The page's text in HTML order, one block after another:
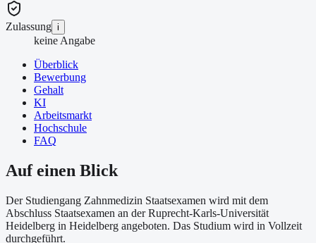
Zulassung i
keine Angabe
Überblick
Bewerbung
Gehalt
KI
Arbeitsmarkt
Hochschule
FAQ
Auf einen Blick
Der Studiengang Zahnmedizin Staatsexamen wird mit dem
Abschluss Staatsexamen an der Ruprecht-Karls-Universität
Heidelberg in Heidelberg angeboten. Das Studium wird in Vollzeit
durchgeführt.